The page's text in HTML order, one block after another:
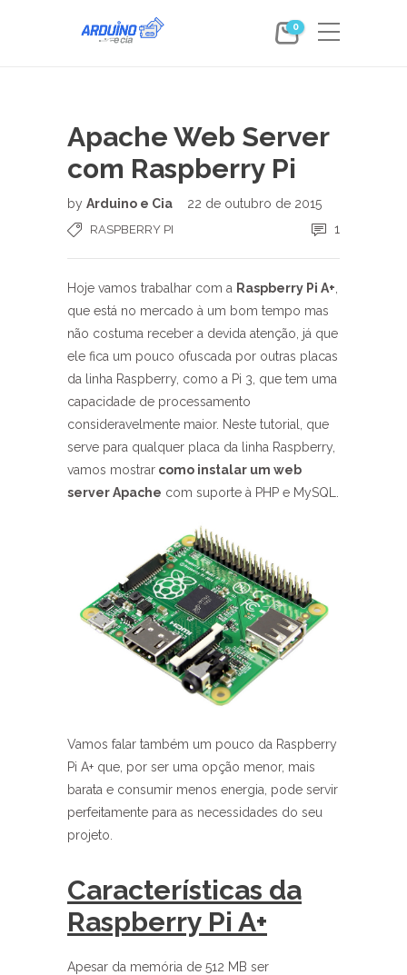
0
Apache Web Server
com Raspberry Pi
by Arduino e Cia 22 de outubro de 2015
RASPBERRY PI 1
Hoje vamos trabalhar com a Raspberry Pi A+
que está no mercado à um bom tempo mas
não costuma receber a devida atenção, já que
ele fica um pouco ofuscada por outras placas
da linha Raspberry, como a Pi 3, que tem uma
capacidade de processamento
consideravelmente maior. Neste tutorial, que
serve para qualquer placa da linha Raspberry,
vamos mostrar como instalar um web
server Apache com suporte à PHP e MySQL.
Vamos falar também um pouco da Raspberry
Pi A+ que, por ser uma opção menor, mais
barata e consumir menos energia, pode servir
perfeitamente para as necessidades do seu
projeto.
Características da
Raspberry Pi A+
Apesar da memória de 512 MB ser